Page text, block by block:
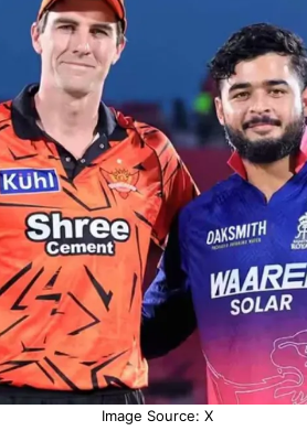
Image Source: X